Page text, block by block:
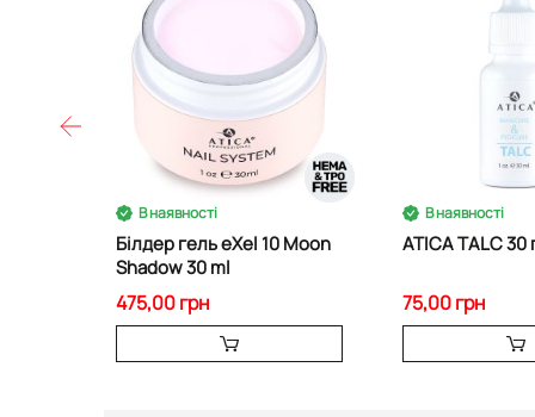
В наявності
Білдер гель eXel 10 Moon
Shadow 30 ml
475,00 грн
В наявності
ATICA TALC 30
75,00 грн